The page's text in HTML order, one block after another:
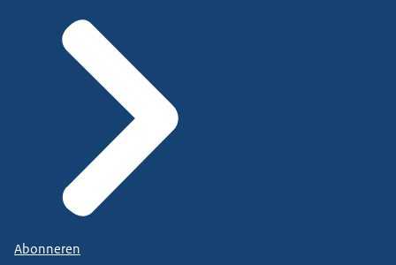
Abonneren